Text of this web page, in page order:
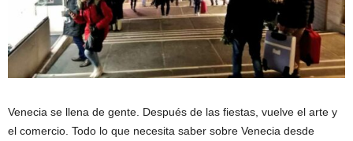
Venecia se llena de gente. Después de las fiestas, vuelve el arte y
el comercio. Todo lo que necesita saber sobre Venecia desde